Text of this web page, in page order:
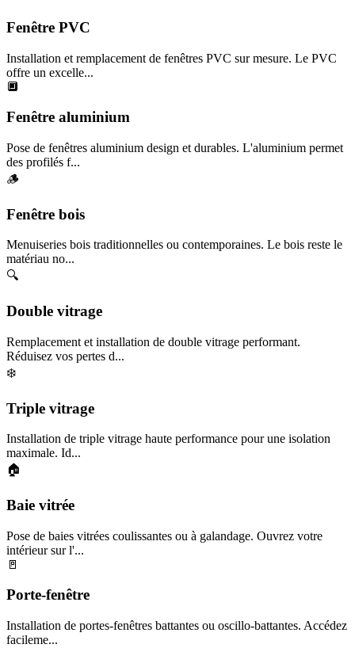
Fenêtre PVC
Installation et remplacement de fenêtres PVC sur mesure. Le PVC
offre un excelle...
🔲
Fenêtre aluminium
Pose de fenêtres aluminium design et durables. L'aluminium permet
des profilés f...
🪵
Fenêtre bois
Menuiseries bois traditionnelles ou contemporaines. Le bois reste le
matériau no...
🔍
Double vitrage
Remplacement et installation de double vitrage performant.
Réduisez vos pertes d...
❄️
Triple vitrage
Installation de triple vitrage haute performance pour une isolation
maximale. Id...
🏠
Baie vitrée
Pose de baies vitrées coulissantes ou à galandage. Ouvrez votre
intérieur sur l'...
🚪
Porte-fenêtre
Installation de portes-fenêtres battantes ou oscillo-battantes. Accédez
facileme...